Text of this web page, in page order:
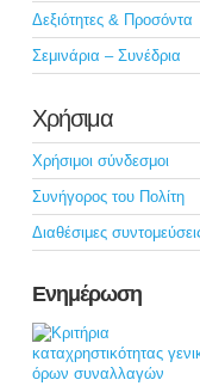
Δεξιότητες & Προσόντα
Σεμινάρια – Συνέδρια
Χρήσιμα
Χρήσιμοι σύνδεσμοι
Συνήγορος του Πολίτη
Διαθέσιμες
Ενημέρωση